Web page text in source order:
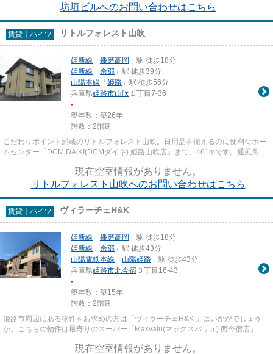
坊垣ビルへのお問い合わせはこちら
賃貸｜ハイツ リトルフォレスト山吹
姫新線 「播磨高岡 」駅 徒歩18分
姫新線 「余部 」駅 徒歩39分
山陽本線 「姫路 」駅 徒歩56分
兵庫県姫路市山吹 １丁目7-36
-
築年数：築26年
階数：2階建
こだわりポイント満載のリトルフォレスト山吹。日用品を揃えるのに便利なホー
ムセンター「DCM DAIKI(DCMダイキ) 姫路山吹店」まで、461mです。通風良好
な物件です。姫路市エリアにある...
現在空室情報がありません。
リトルフォレスト山吹へのお問い合わせはこちら
賃貸｜ハイツ ヴィラーチェH&K
姫新線 「播磨高岡 」駅 徒歩18分
姫新線 「余部 」駅 徒歩43分
山陽電鉄本線 「山陽姫路 」駅 徒歩43分
兵庫県姫路市北今宿 ３丁目16-43
-
築年数：築15年
階数：2階建
姫路市周辺にある物件をお求めの方は「ヴィラーチェH&K 」はいかがでしょう
か。こちらの物件は最寄りのスーパー「Maxvalu(マックスバリュ) 西今宿店」が
500m以内にあります。通風...
現在空室情報がありません。